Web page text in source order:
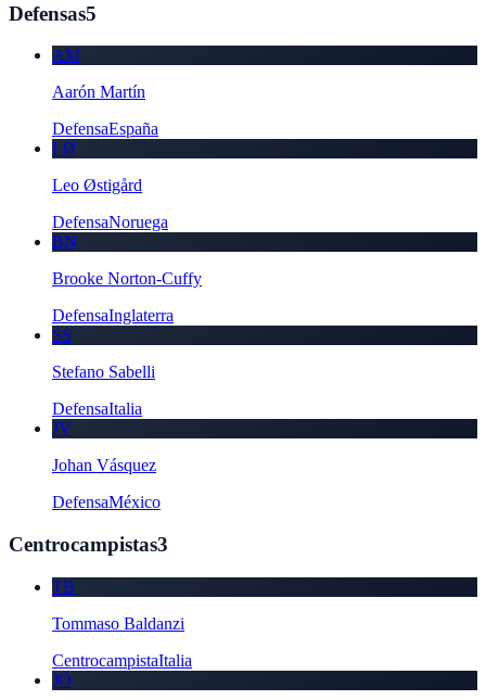
Defensas5
AM
Aarón Martín
DefensaEspaña
LØ
Leo Østigård
DefensaNoruega
BN
Brooke Norton-Cuffy
DefensaInglaterra
SS
Stefano Sabelli
DefensaItalia
JV
Johan Vásquez
DefensaMéxico
Centrocampistas3
TB
Tommaso Baldanzi
CentrocampistaItalia
JO